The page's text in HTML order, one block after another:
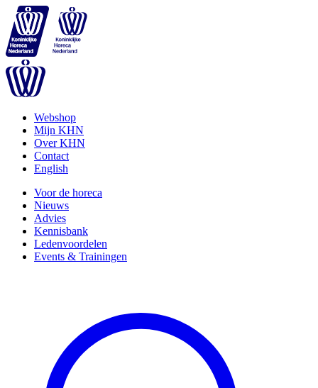
Webshop
Mijn KHN
Over KHN
Contact
English
Voor de horeca
Nieuws
Advies
Kennisbank
Ledenvoordelen
Events & Trainingen